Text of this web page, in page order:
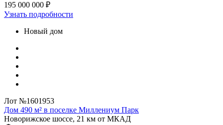
195 000 000 ₽
Узнать подробности
Новый дом
Лот №1601953
Дом 490 м² в поселке Миллениум Парк
Новорижское шоссе, 21 км от МКАД